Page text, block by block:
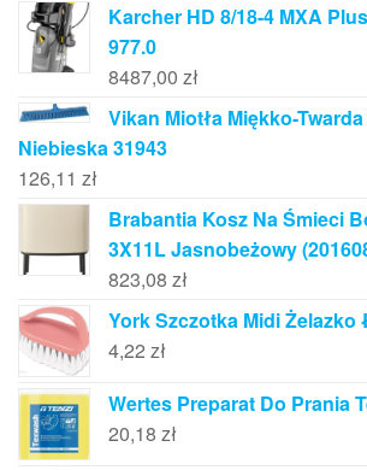
Karcher HD 8/18-4 MXA
977.0
8487,00 zł
Vikan Miotła Miękko-
Niebieska 31943
126,11 zł
Brabantia Kosz Na Śmieci
3X11L Jasnobeżowy
823,08 zł
York Szczotka Midi
4,22 zł
Wertes Preparat Do Prania
20,18 zł